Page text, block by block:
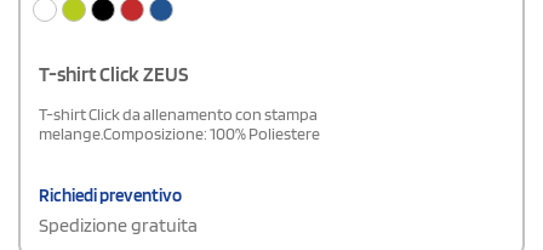
T-shirt Click ZEUS
T-shirt Click da allenamento con stampa
melange.Composizione: 100% Poliestere
Richiedi preventivo
Spedizione gratuita